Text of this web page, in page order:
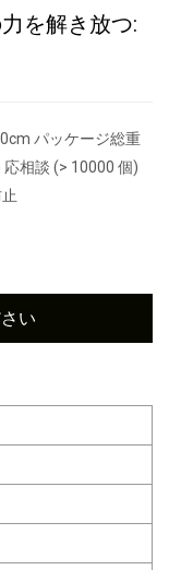
を解き放つ:
パッケージ総重
相談 (> 10000 個)
い